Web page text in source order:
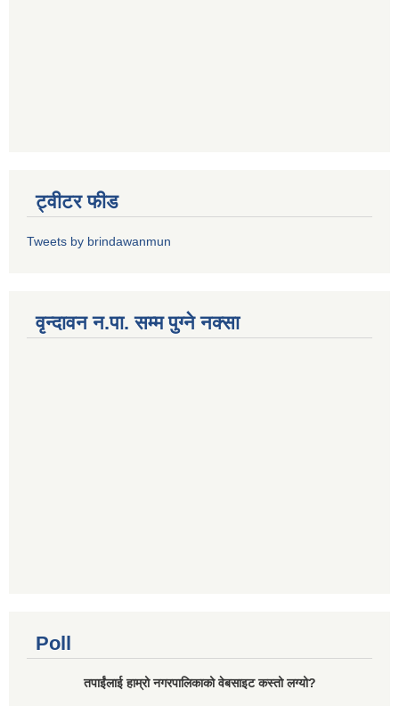
ट्वीटर फीड
Tweets by brindawanmun
वृन्दावन न.पा. सम्म पुग्ने नक्सा
Poll
तपाईंलाई हाम्रो नगरपालिकाको वेबसाइट कस्तो लग्यो?